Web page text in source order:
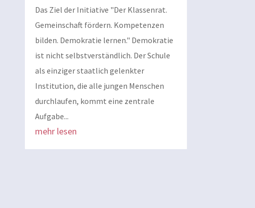
Das Ziel der Initiative "Der Klassenrat.
Gemeinschaft fördern. Kompetenzen
bilden. Demokratie lernen." Demokratie
ist nicht selbstverständlich. Der Schule
als einziger staatlich gelenkter
Institution, die alle jungen Menschen
durchlaufen, kommt eine zentrale
Aufgabe...
mehr lesen